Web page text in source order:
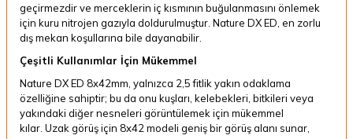
geçirmezdir ve merceklerin iç kısmının buğulanmasını önlemek
için kuru nitrojen gazıyla doldurulmuştur. Nature DX ED, en zorlu
dış mekan koşullarına bile dayanabilir.
Çeşitli Kullanımlar İçin Mükemmel
Nature DX ED 8x42mm, yalnızca 2,5 fitlik yakın odaklama
özelliğine sahiptir; bu da onu kuşları, kelebekleri, bitkileri veya
yakındaki diğer nesneleri görüntülemek için mükemmel
kılar. Uzak görüş için 8x42 modeli geniş bir görüş alanı sunar,